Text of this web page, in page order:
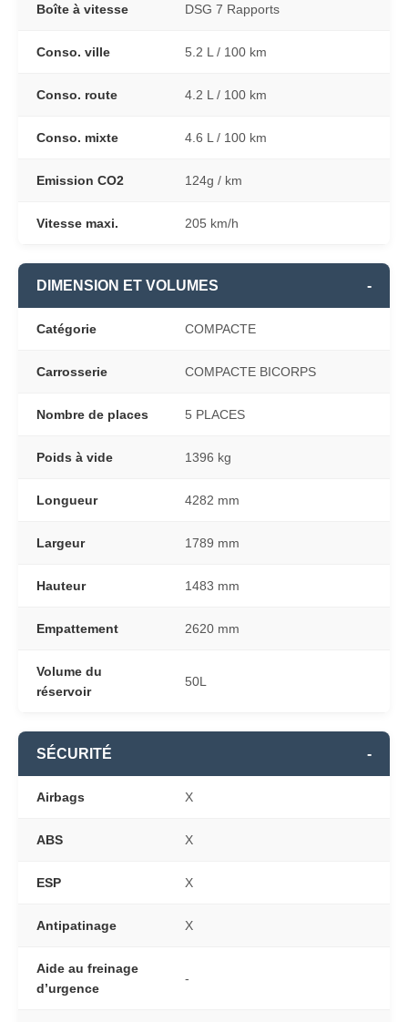
Boîte à vitesse DSG 7 Rapports
Conso. ville 5.2 L / 100 km
Conso. route 4.2 L / 100 km
Conso. mixte 4.6 L / 100 km
Emission CO2 124g / km
Vitesse maxi. 205 km/h
DIMENSION ET VOLUMES -
Catégorie COMPACTE
Carrosserie COMPACTE BICORPS
Nombre de places 5 PLACES
Poids à vide 1396 kg
Longueur 4282 mm
Largeur 1789 mm
Hauteur 1483 mm
Empattement 2620 mm
Volume du
réservoir
50L
SÉCURITÉ -
Airbags X
ABS X
ESP X
Antipatinage X
Aide au freinage
d’urgence
-